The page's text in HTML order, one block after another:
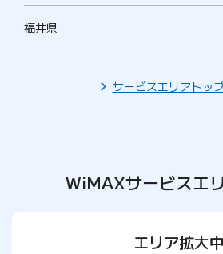
福井県
サービスエリアトッ
WiMAXサービスエ
エリア拡大中